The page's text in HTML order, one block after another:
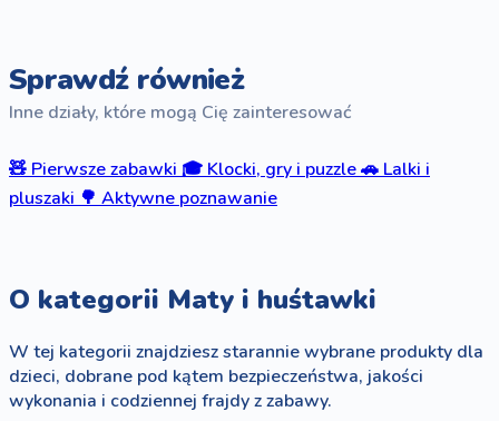
Sprawdź również
Inne działy, które mogą Cię zainteresować
🧸 Pierwsze zabawki 🎓 Klocki, gry i puzzle🚗 Lalki i
pluszaki 🌳 Aktywne poznawanie
O kategorii Maty i huśtawki
W tej kategorii znajdziesz starannie wybrane produkty dla
dzieci, dobrane pod kątem bezpieczeństwa, jakości
wykonania i codziennej frajdy z zabawy.